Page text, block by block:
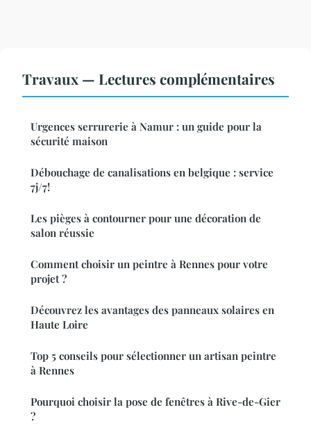
Travaux — Lectures complémentaires
Urgences serrurerie à Namur : un guide pour la
sécurité maison
Débouchage de canalisations en belgique : service
7j/7!
Les pièges à contourner pour une décoration de
salon réussie
Comment choisir un peintre à Rennes pour votre
projet ?
Découvrez les avantages des panneaux solaires en
Haute Loire
Top 5 conseils pour sélectionner un artisan peintre
à Rennes
Pourquoi choisir la pose de fenêtres à Rive-de-Gier
?